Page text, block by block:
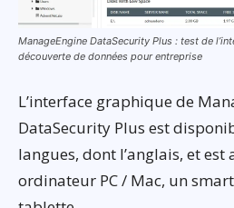
ManageEngine DataSecurity Plus : test de
découverte de données pour entreprise
L’interface graphique de
DataSecurity Plus est
langues, dont l’anglais, et
ordinateur PC / Mac, un